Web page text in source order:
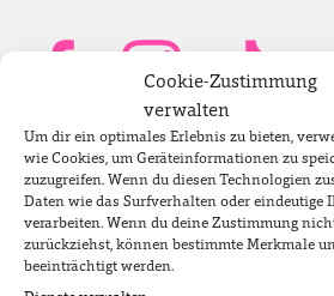
Cookie-Zustimmung
verwalten
Um dir ein optimales Erlebnis zu bieten,
wie Cookies, um Geräteinformationen zu
zuzugreifen. Wenn du diesen Technologien
Daten wie das Surfverhalten oder eindeutige
verarbeiten. Wenn du deine Zustimmung
zurückziehst, können bestimmte Merkmale
beeinträchtigt werden.
Bundestagsabgeordnete
Newsletter